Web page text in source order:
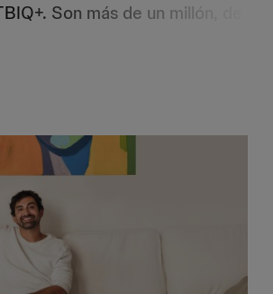
Son más de un millón, de
casos fueron repudiados por
la sociedad. Y eso deja